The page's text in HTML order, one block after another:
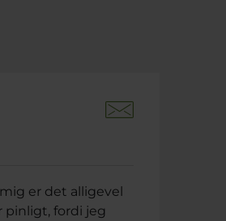
er det alligevel
pinligt, fordi jeg